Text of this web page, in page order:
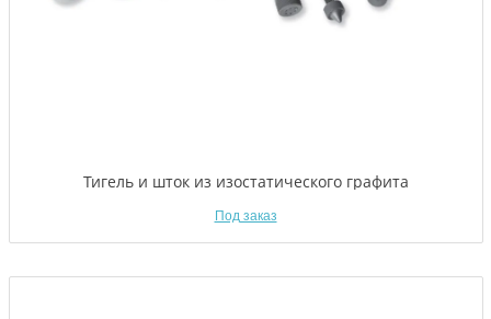
Тигель и шток из изостатического графита
Под заказ